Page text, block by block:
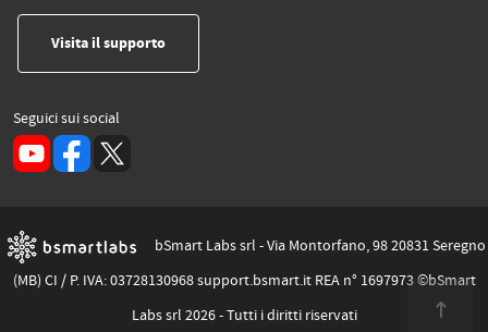
Visita il supporto(si apre in un’altra scheda)
Seguici sui social
(si apre in un’altra scheda)
bSmart Labs srl - Via Montorfano, 98 20831 Seregno
(MB) CI / P. IVA: 03728130968 support.bsmart.it REA n° 1697973 ©bSmart
Labs srl 2026 - Tutti i diritti riservati